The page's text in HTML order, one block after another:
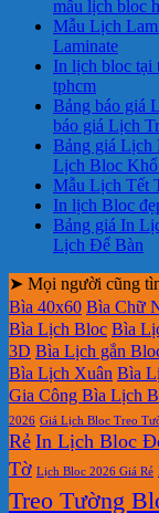
mẫu lịch bloc
Mẫu Lịch
Laminate
In lịch bloc tại
tphcm
Bảng báo giá
báo giá Lịch
Bảng giá
Lịch Bloc
Mẫu Lịch Tết
In lịch Bloc
Bảng giá In
Lịch Để Bàn
➤ Mọi người cũng
Bìa 40x60 Bìa Chữ
Bìa Lịch Bloc Bìa
3D Bìa Lịch gắn
Bìa Lịch Xuân Bìa
Gia Công Bìa Lịch
2026 Giá Lịch Bloc Treo
Rẻ In Lịch Bloc
Tờ Lịch Bloc 2026 Giá Rẻ
Treo Tường